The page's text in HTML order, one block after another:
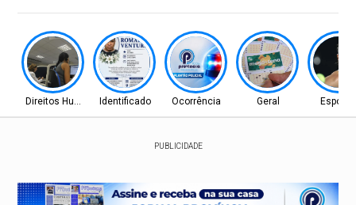
Direitos HumanosIdentificado Ocorrência Geral
PUBLICIDADE